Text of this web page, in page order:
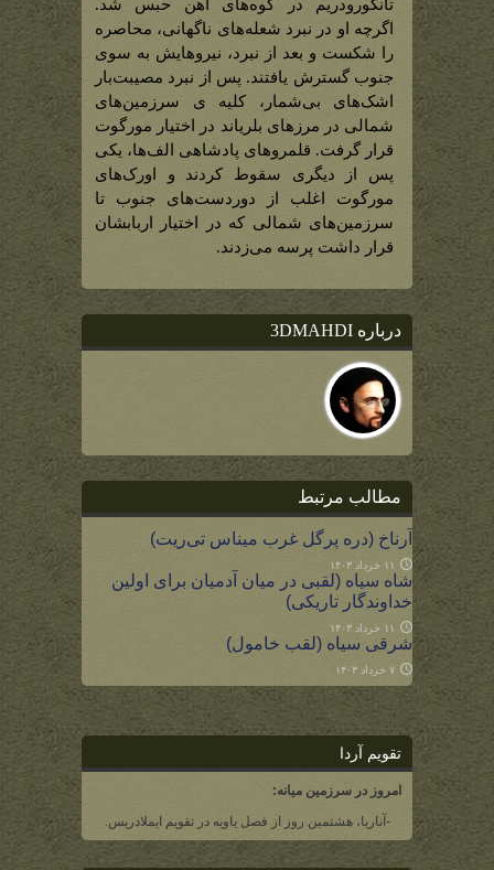
تانگورودریم در کوه‌های آهن حبس شد.
اگرچه او در نبرد شعله‌های ناگهانی، محاصره
را شکست و بعد از نبرد، نیروهایش به سوی
جنوب گسترش یافتند. پس از نبرد مصیبت‌بار
اشک‌های بی‌شمار، کلیه ی سرزمین‌های
شمالی در مرزهای بلریاند در اختیار مورگوت
قرار گرفت. قلمروهای پادشاهی الف‌ها، یکی
پس از دیگری سقوط کردند و اورک‌های
مورگوت اغلب از دوردست‌های جنوب تا
سرزمین‌های شمالی که در اختیار اربابشان
قرار داشت پرسه می‌زدند.
درباره 3DMAHDI
مطالب مرتبط
آرناخ (دره پرگل غرب میناس تی‌ریت)
۱۱ خرداد ۱۴۰۳
شاه سیاه (لقبی در میان آدمیان برای اولین
خداوندگار تاریکی)
۱۱ خرداد ۱۴۰۳
شرقی سیاه (لقب خامول)
۷ خرداد ۱۴۰۳
تقویم آردا
امروز در سرزمین میانه:
-آناریا، هشتمین روز از فصل یاویه در تقویم ایملادریس.